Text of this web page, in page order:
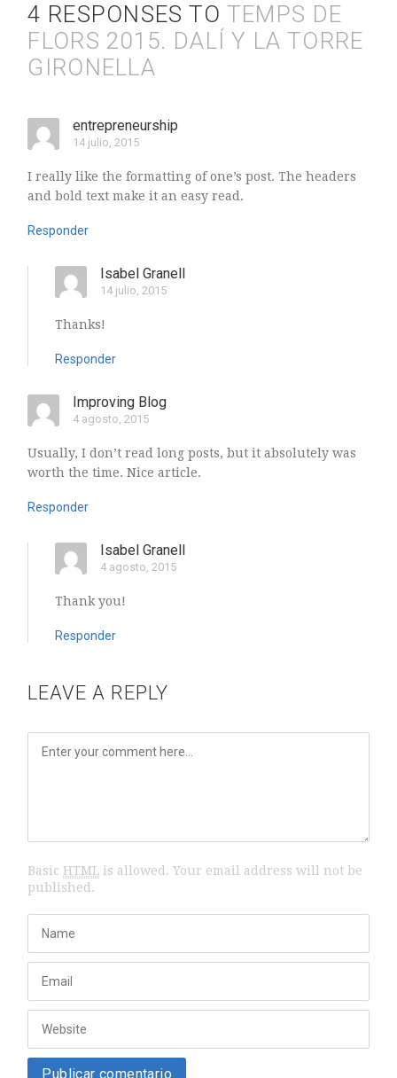
4 RESPONSES TO TEMPS DE
FLORS 2015. DALÍ Y LA TORRE
GIRONELLA
entrepreneurship
14 julio, 2015
I really like the formatting of one’s post. The headers
and bold text make it an easy read.
Responder
Isabel Granell
14 julio, 2015
Thanks!
Responder
Improving Blog
4 agosto, 2015
Usually, I don’t read long posts, but it absolutely was
worth the time. Nice article.
Responder
Isabel Granell
4 agosto, 2015
Thank you!
Responder
LEAVE A REPLY
BasicHTML is allowed. Your email address will not be
published.